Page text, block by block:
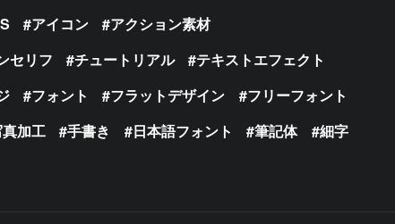
アイコン
アクション素材
セリフ チュートリアル
テキストエフェクト
フォント フラットデザイン
フリーフォント
加工 手書き 日本語フォント 筆記体
細字